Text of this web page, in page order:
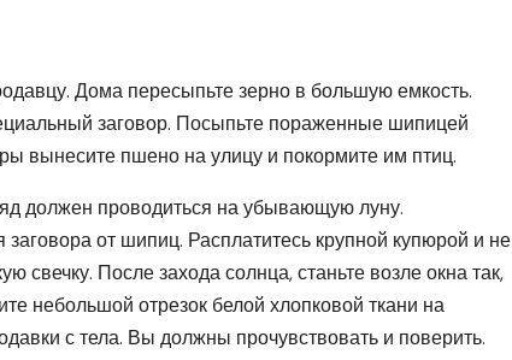
Дома пересыпьте зерно в большую емкость.
заговор. Посыпьте пораженные шипицей
вынесите пшено на улицу и покормите им птиц.
должен проводиться на убывающую луну.
от шипиц. Расплатитесь крупной купюрой и не
свечку. После захода солнца, станьте возле окна так,
небольшой отрезок белой хлопковой ткани на
с тела. Вы должны прочувствовать и поверить.